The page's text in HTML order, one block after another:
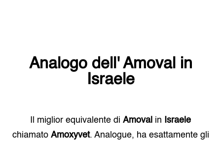
Analogo dell'Amoval in
Israele
Il miglior equivalente di Amoval in
Israele
chiamato Amoxyvet. Analogue, ha esattamente gli